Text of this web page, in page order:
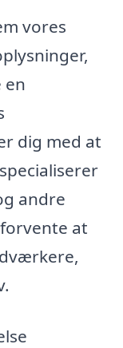
vores
en
dig med at
andre
at